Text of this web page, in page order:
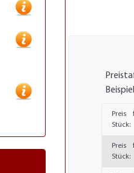
Preis
Stück:
Preis
Stück: